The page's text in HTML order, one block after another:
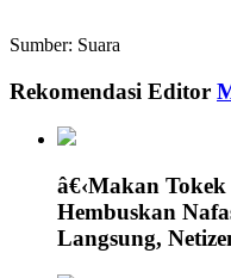
Sumber: Suara
Rekomendasi Editor
â€‹Makan
Hembuskan
Langsung,